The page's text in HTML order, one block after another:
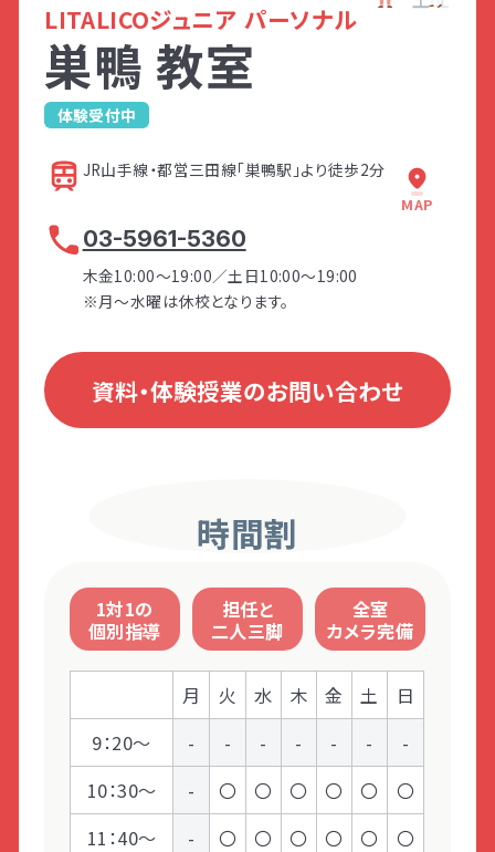
資料・体験授業のお問い合わせ
発達障害とは Q&A
個人情報保護方針
ホーム
LITALICOワンダー
LITALICO発達ナビ
LITALICOライフ
LITALICOワークス
LITALICO仕事ナビ
LITALICOキャリア
LITALICO教育ソフト
LITALICO発達特性検査
LITALICO研究所
LITALICOジュニア パーソナル
巣鴨 教室
体験受付中
JR山手線・都営三田線「巣鴨駅」より徒歩2分
MAP
03-5961-5360
木金10:00～19:00／土日10:00～19:00
※月～水曜は休校となります。
資料・体験授業のお問い合わせ
時間割
1対1の
個別指導
担任と
二人三脚
全室
カメラ完備
月 火 水 木 金 土
日
9：20～
- - - - - -
-
10：30～
- 〇 〇 〇 〇 〇
〇
11：40～
- 〇 〇 〇 〇 〇
〇
視覚や聴覚などの感じ方や能力
感覚の特徴をつかむアンケート
（合計7項目）
味覚／臭覚の過敏性
音を選びながら聞き取る能力
身体をコントロールする能力
視覚／聴覚の過敏性
アンケート③
攻撃的な行動
不安や抑うつ的な行動
友だち関係を構築する行動
社会性のある行動
After
お子さまのできている部分を見つける
お子さまも少しずつ自信がつき、チャレ
ンジする回数が増えた！
After
お子さまに合った環境の整え方が分か
り、自分でできることが増えた！
「自分で動く」力が身についたことで、イ
ライラも減り、お互いの笑顔が増えた！
After
「自分で考えて行動できる」ようになる
ための対応の仕方が分かり、反抗的だ
ったお子さまも少しずつ自律に向けて
さらに親子関係も良好になった！
横断歩道を渡り切った
ら、右に曲がって進みま
す。
一つ目の角（三井住友銀
道なりにまっすぐ進みま
巣鴨三丁目店」を越えた
ら、2つ目の建物1Fに
「LITALICOジュニア パ
あります。
道なりにまっすぐ進みま
す。